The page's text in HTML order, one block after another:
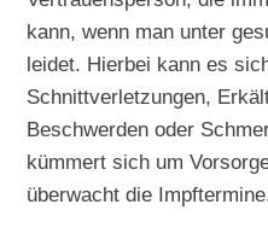
kann, wenn man unter
leidet. Hierbei kann es
Schnittverletzungen,
Beschwerden oder
kümmert sich um
überwacht die